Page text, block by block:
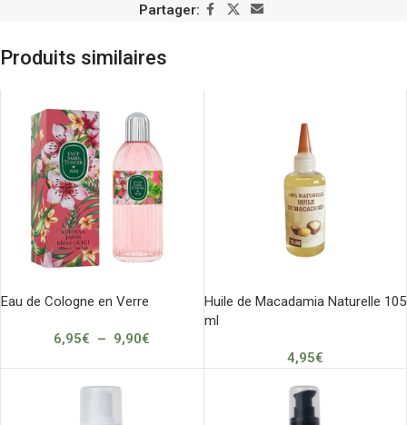
Partager:
Produits similaires
Eau de Cologne en Verre
6,95€ – 9,90€
Huile de Macadamia Naturelle 105
ml
4,95€